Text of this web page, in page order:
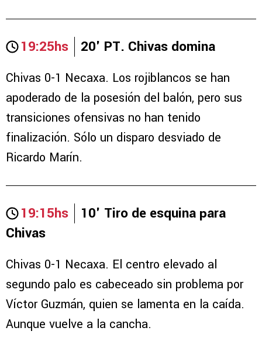
19:25hs 20' PT. Chivas domina
Chivas 0-1 Necaxa. Los rojiblancos se han
apoderado de la posesión del balón, pero sus
transiciones ofensivas no han tenido
finalización. Sólo un disparo desviado de
Ricardo Marín.
19:15hs
10' Tiro de esquina para
Chivas
Chivas 0-1 Necaxa. El centro elevado al
segundo palo es cabeceado sin problema por
Víctor Guzmán, quien se lamenta en la caída.
Aunque vuelve a la cancha.